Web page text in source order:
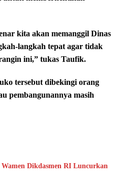
kita akan memanggil Dinas
langkah tepat agar tidak
ini,” tukas Taufik.
tersebut dibekingi orang
pembangunannya masih
Dikdasmen RI Luncurkan